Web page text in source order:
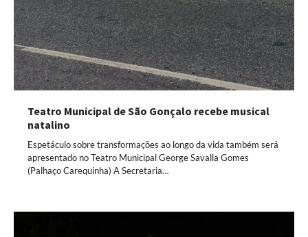
Teatro Municipal de São Gonçalo recebe musical
natalino
Espetáculo sobre transformações ao longo da vida também será
apresentado no Teatro Municipal George Savalla Gomes
(Palhaço Carequinha) A Secretaria…